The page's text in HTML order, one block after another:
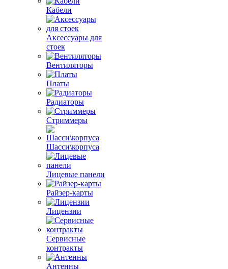
Кабели
Аксессуары для
стоек
Вентиляторы
Платы
Радиаторы
Стриммеры
Шасси\корпуса
Лицевые панели
Райзер-карты
Лицензии
Сервисные
контракты
Антенны